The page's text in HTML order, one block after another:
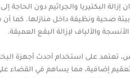
البكتيريا والجراثيم دون الحاجة
بيئة صحية ونظيفة داخل منازلها.
والألياف لإزالة البقع العميقة.
تعتمد على استخدام أحدث أجهزة
إضافية، مما يساهم في القضاء